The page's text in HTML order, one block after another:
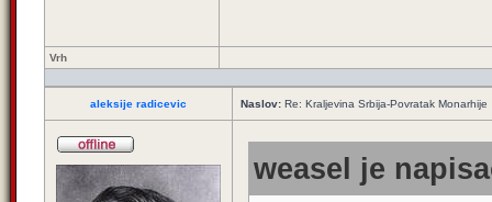
Vrh
aleksije radicevic Naslov: Re: Kraljevina Srbija-Povratak Monarhije
weasel je